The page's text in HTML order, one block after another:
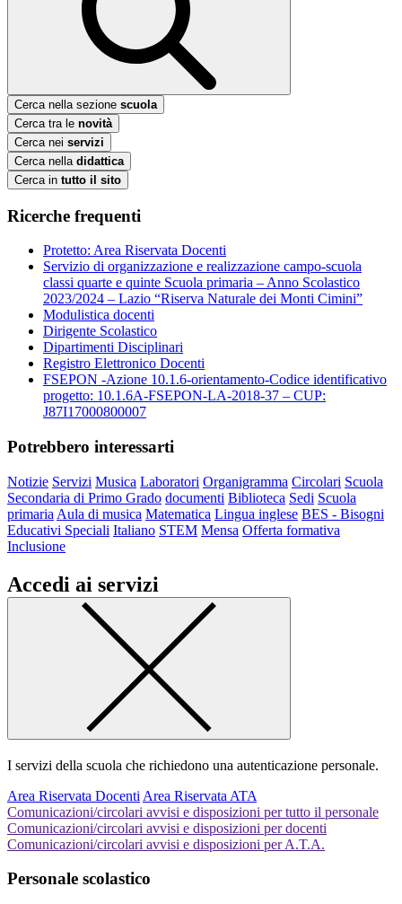
Cerca nella sezione scuola
Cerca tra le novità
Cerca nei servizi
Cerca nella didattica
Cerca in tutto il sito
Ricerche frequenti
Protetto: Area Riservata Docenti
Servizio di organizzazione e realizzazione campo-scuola
classi quarte e quinte Scuola primaria – Anno Scolastico
2023/2024 – Lazio “Riserva Naturale dei Monti Cimini”
Modulistica docenti
Dirigente Scolastico
Dipartimenti Disciplinari
Registro Elettronico Docenti
FSEPON -Azione 10.1.6-orientamento-Codice identificativo
progetto: 10.1.6A-FSEPON-LA-2018-37 – CUP:
J87I17000800007
Potrebbero interessarti
Notizie Servizi Musica Laboratori Organigramma Circolari Scuola
Secondaria di Primo Grado documenti Biblioteca Sedi Scuola
primaria Aula di musica Matematica Lingua inglese BES - Bisogni
Educativi Speciali Italiano STEM Mensa Offerta formativa
Inclusione
Accedi ai servizi
I servizi della scuola che richiedono una autenticazione personale.
Area Riservata Docenti Area Riservata ATA
Comunicazioni/circolari avvisi e disposizioni per tutto il personale
Comunicazioni/circolari avvisi e disposizioni per docenti
Comunicazioni/circolari avvisi e disposizioni per A.T.A.
Personale scolastico